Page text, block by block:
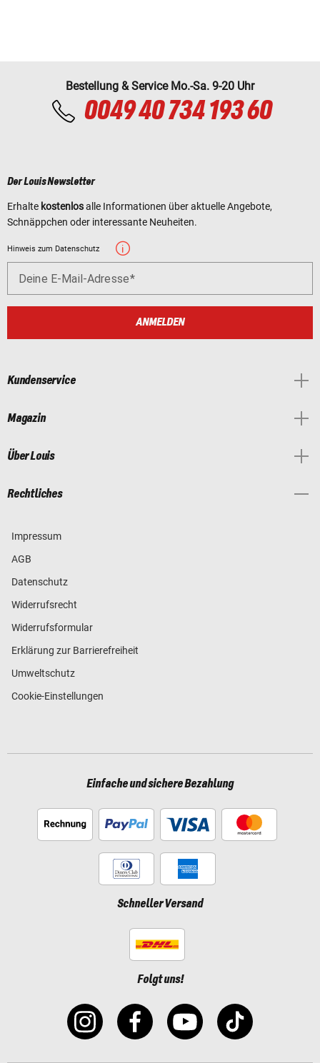
Bestellung & Service Mo.-Sa. 9-20 Uhr
0049 40 734 193 60
Der Louis Newsletter
Erhalte kostenlosalle Informationen über aktuelle Angebote,
Schnäppchen oder interessante Neuheiten.
Hinweis zum Datenschutz
Deine E-Mail-Adresse
ANMELDEN
Kundenservice
Magazin
Über Louis
Rechtliches
Impressum
AGB
Datenschutz
Widerrufsrecht
Widerrufsformular
Erklärung zur Barrierefreiheit
Umweltschutz
Cookie-Einstellungen
Einfache und sichere Bezahlung
Schneller Versand
Folgt uns!